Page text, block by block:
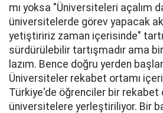
mı yoksa "Üniversiteleri açalım
üniversitelerde görev yapacak
yetiştiririz zaman içerisinde"
sürdürülebilir tartışmadır ama
lazım. Bence doğru yerden
Üniversiteler rekabet ortamı
Türkiye'de öğrenciler bir rekabet
üniversitelere yerleştiriliyor. Bir